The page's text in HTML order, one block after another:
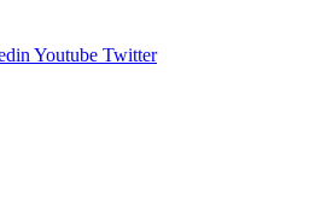
Youtube Twitter